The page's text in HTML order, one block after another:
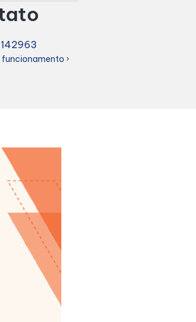
Acessar todos os horários
funcionamento chevron_right